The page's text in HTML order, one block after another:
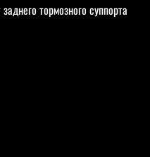
тормозного суппорта